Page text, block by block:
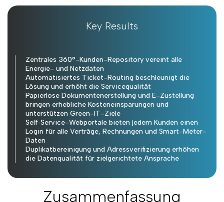
Key Results
Zentrales 360°-Kunden-Repository vereint alle
Energie- und Netzdaten
Automatisiertes Ticket-Routing beschleunigt die
Lösung und erhöht die Servicequalität
Papierlose Dokumentenerstellung und E-Zustellung
bringen erhebliche Kosteneinsparungen und
unterstützen Green-IT-Ziele
Self‑Service-Webportale bieten jedem Kunden einen
Login für alle Verträge, Rechnungen und Smart-Meter-
Daten
Duplikatbereinigung und Adressverifizierung erhöhen
die Datenqualität für zielgerichtete Ansprache
Zusammenfassung